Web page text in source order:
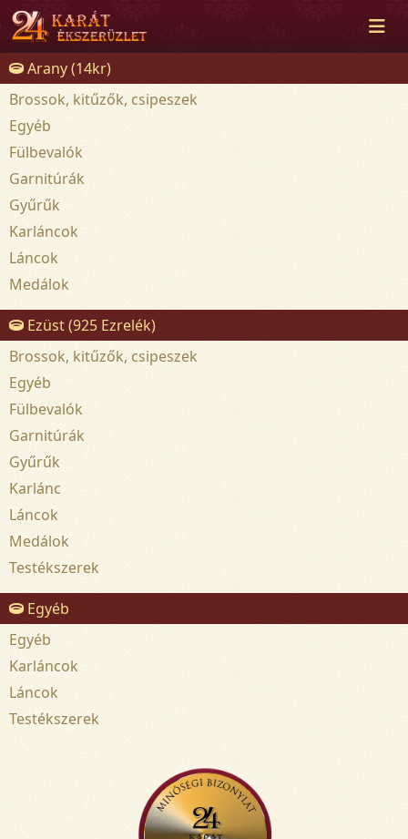
Arany (14kr)
Brossok, kitűzők, csipeszek
Egyéb
Fülbevalók
Garnitúrák
Gyűrűk
Karláncok
Láncok
Medálok
Ezüst (925 Ezrelék)
Brossok, kitűzők, csipeszek
Egyéb
Fülbevalók
Garnitúrák
Gyűrűk
Karlánc
Láncok
Medálok
Testékszerek
Egyéb
Egyéb
Karláncok
Láncok
Testékszerek